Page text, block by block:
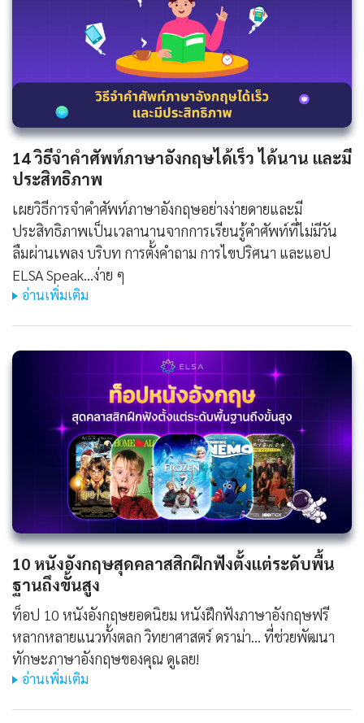
14 วิธีจําคําศัพท์ภาษาอังกฤษได้เร็ว ได้นาน และมี
ประสิทธิภาพ
เผยวิธีการจำคำศัพท์ภาษาอังกฤษอย่างง่ายดายและมี
ประสิทธิภาพเป็นเวลานานจากการเรียนรู้คำศัพท์ที่ไม่มีวัน
ลืมผ่านเพลง บริบท การตั้งคำถาม การไขปริศนา และแอป
ELSA Speak...ง่าย ๆ
อ่านเพิ่มเติม
10 หนังอังกฤษสุดคลาสสิกฝึกฟังตั้งแต่ระดับพื้น
ฐานถึงขั้นสูง
ท็อป 10 หนังอังกฤษยอดนิยม หนังฝึกฟังภาษาอังกฤษฟรี
หลากหลายแนวทั้งตลก วิทยาศาสตร์ ดราม่า... ที่ช่วยพัฒนา
ทักษะภาษาอังกฤษของคุณ ดูเลย!
อ่านเพิ่มเติม